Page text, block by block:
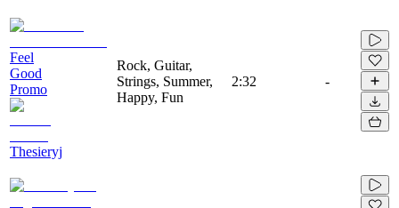
Feel
Good
Promo
Thesieryj
Rock, Guitar,
Strings, Summer,
Happy, Fun
2:32 -